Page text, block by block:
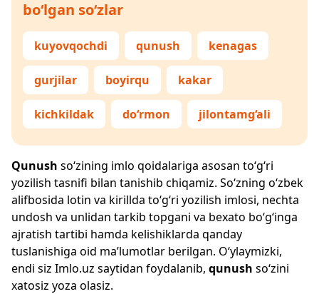
bo‘lgan so‘zlar
kuyovqochdi qunush kenagas
gurjilar boyirqu kakar
kichkildak do‘rmon jilontamg‘ali
Qunush so‘zining imlo qoidalariga asosan to‘g‘ri
yozilish tasnifi bilan tanishib chiqamiz. So‘zning o‘zbek
alifbosida lotin va kirillda to‘g‘ri yozilish imlosi, nechta
undosh va unlidan tarkib topgani va bexato bo‘g‘inga
ajratish tartibi hamda kelishiklarda qanday
tuslanishiga oid ma’lumotlar berilgan. O‘ylaymizki,
endi siz Imlo.uz saytidan foydalanib, qunush so‘zini
xatosiz yoza olasiz.